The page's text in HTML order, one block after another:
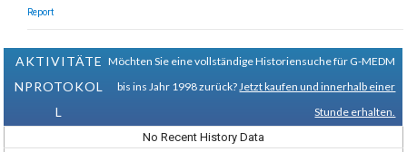
Report
AKTIVITÄTE
NPROTOKOL
L
Möchten Sie eine vollständige Historiensuche für G-MEDM
bis ins Jahr 1998 zurück? Jetzt kaufen und innerhalb einer
Stunde erhalten.
No Recent History Data